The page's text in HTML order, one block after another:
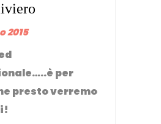
2015
per
presto verremo